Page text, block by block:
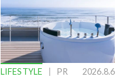
LIFESTYLE PR 2026.8.6